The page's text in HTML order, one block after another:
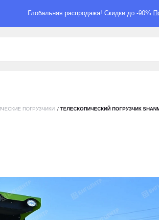
Глобальная распродажа! Скидки до -90%
ПОГРУЗЧИКИ / ТЕЛЕСКОПИЧЕСКИЙ ПОГРУЗЧИК